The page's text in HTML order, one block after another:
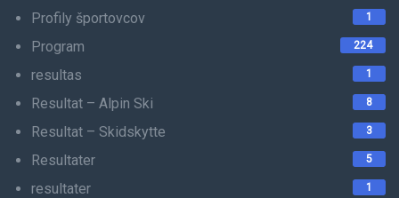
Profily športovcov 1
Program 224
resultas 1
Resultat – Alpin Ski 8
Resultat – Skidskytte 3
Resultater 5
resultater 1